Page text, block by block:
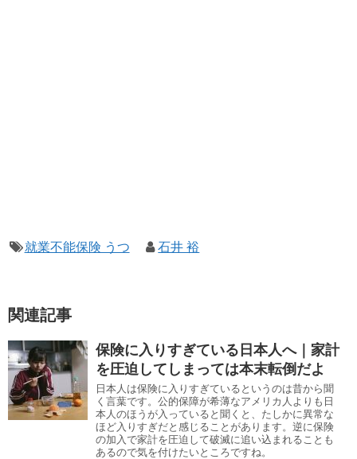
就業不能保険 うつ 石井 裕
関連記事
保険に入りすぎている日本人へ｜家計
を圧迫してしまっては本末転倒だよ
日本人は保険に入りすぎているというのは昔から聞
く言葉です。公的保障が希薄なアメリカ人よりも日
本人のほうが入っていると聞くと、たしかに異常な
ほど入りすぎだと感じることがあります。逆に保険
の加入で家計を圧迫して破滅に追い込まれることも
あるので気を付けたいところですね。